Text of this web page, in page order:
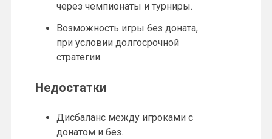
через чемпионаты и турниры.
Возможность игры без доната,
при условии долгосрочной
стратегии.
Недостатки
Дисбаланс между игроками с
донатом и без.